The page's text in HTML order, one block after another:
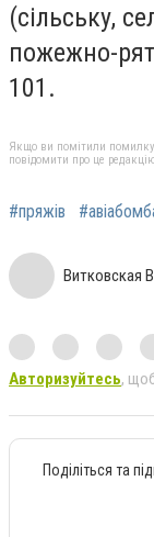
(сільську,
пожежно-
101.
Якщо ви помітили помилку,
повідомити про це
#пряжів
Витковская
Авторизуйтесь,
Поділіться та